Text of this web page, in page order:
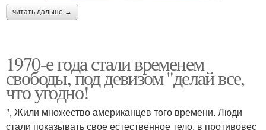
читать дальше →
1970-е года стали временем
свободы, под девизом "делай все,
что угодно!
", Жили множество американцев того времени. Люди
стали показывать свое естественное тело, в противовес